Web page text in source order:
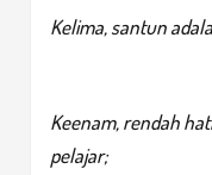
Kelima, santun
Keenam, rendah
pelajar;